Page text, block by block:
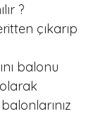
?
çıkarıp
balonu